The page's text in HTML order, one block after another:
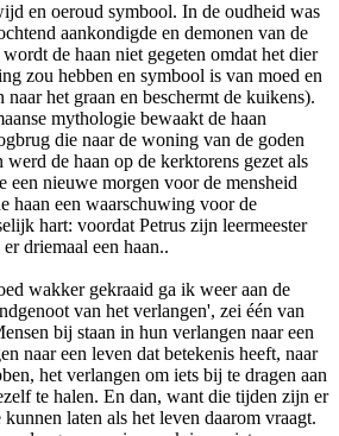
en oeroud symbool. In de oudheid was
aankondigde en demonen van de
de haan niet gegeten omdat het dier
zou hebben en symbool is van moed en
het graan en beschermt de kuikens).
mythologie bewaakt de haan
die naar de woning van de goden
de haan op de kerktorens gezet als
een nieuwe morgen voor de mensheid
haan een waarschuwing voor de
hart: voordat Petrus zijn leermeester
driemaal een haan..
wakker gekraaid ga ik weer aan de
van het verlangen', zei één van
bij staan in hun verlangen naar een
naar een leven dat betekenis heeft, naar
het verlangen om iets bij te dragen aan
te halen. En dan, want die tijden zijn er
laten als het leven daarom vraagt.